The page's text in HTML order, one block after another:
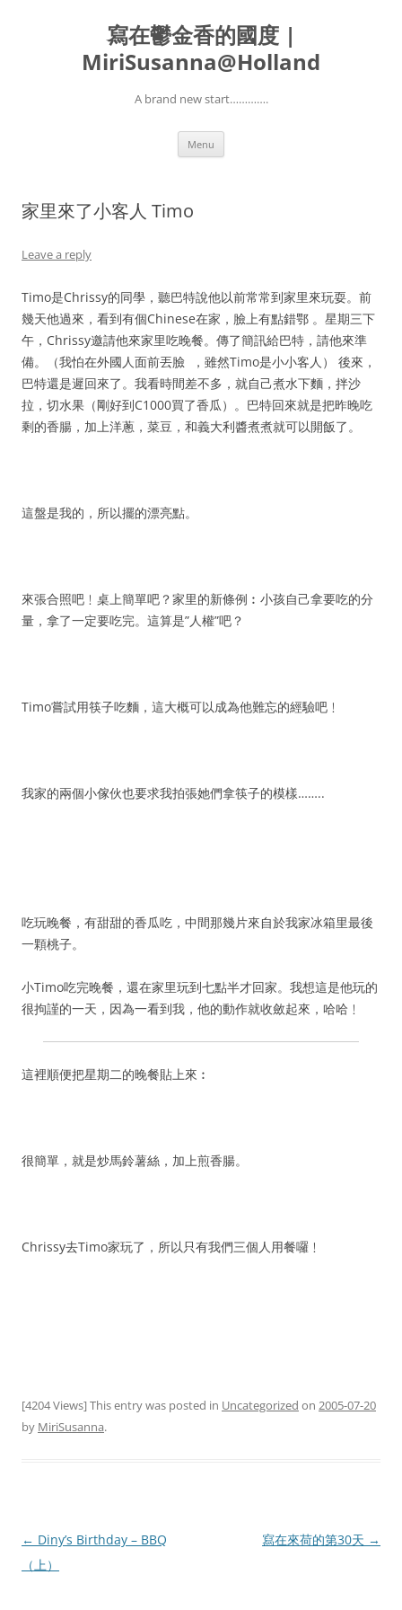
寫在鬱金香的國度 |
MiriSusanna@Holland
A brand new start………….
Menu
家里來了小客人 Timo
Leave a reply
Timo是Chrissy的同學，聽巴特說他以前常常到家里來玩耍。前
幾天他過來，看到有個Chinese在家，臉上有點錯鄂 。星期三下
午，Chrissy邀請他來家里吃晚餐。傳了簡訊給巴特，請他來準
備。（我怕在外國人面前丟臉
，雖然Timo是小小客人） 後來，
巴特還是遲回來了。我看時間差不多，就自己煮水下麵，拌沙
拉，切水果（剛好到C1000買了香瓜）。巴特回來就是把昨晚吃
剩的香腸，加上洋蔥，菜豆，和義大利醬煮煮就可以開飯了。
這盤是我的，所以擺的漂亮點。
來張合照吧﹗桌上簡單吧？家里的新條例︰小孩自己拿要吃的分
量，拿了一定要吃完。這算是”人權”吧？
Timo嘗試用筷子吃麵，這大概可以成為他難忘的經驗吧﹗
我家的兩個小傢伙也要求我拍張她們拿筷子的模樣……..
吃玩晚餐，有甜甜的香瓜吃，中間那幾片來自於我家冰箱里最後
一顆桃子。
小Timo吃完晚餐，還在家里玩到七點半才回家。我想這是他玩的
很拘謹的一天，因為一看到我，他的動作就收斂起來，哈哈﹗
這裡順便把星期二的晚餐貼上來︰
很簡單，就是炒馬鈴薯絲，加上煎香腸。
Chrissy去Timo家玩了，所以只有我們三個人用餐囉﹗
[4204 Views] This entry was posted in Uncategorized on 2005-07-20
by MiriSusanna.
Post
navigation
← Diny’s Birthday – BBQ
（上）
寫在來荷的第30天 →